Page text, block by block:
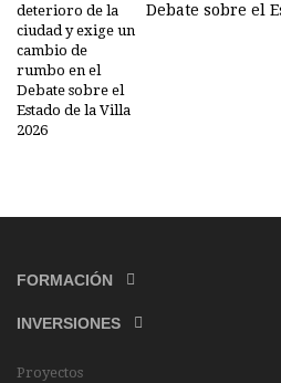
Debate sobre el
FORMACIÓN
INVERSIONES
Proyectos